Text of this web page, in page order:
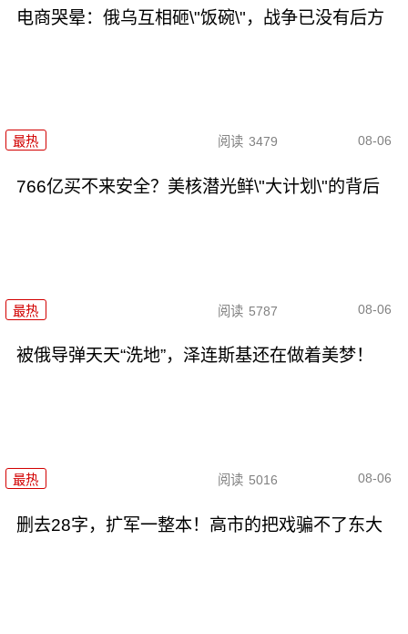
电商哭晕：俄乌互相砸\"饭碗\"，战争已没有后方
最热 阅读 3479 08-06
766亿买不来安全？美核潜光鲜\"大计划\"的背后
最热 阅读 5787 08-06
被俄导弹天天“洗地”，泽连斯基还在做着美梦！
最热 阅读 5016 08-06
删去28字，扩军一整本！高市的把戏骗不了东大